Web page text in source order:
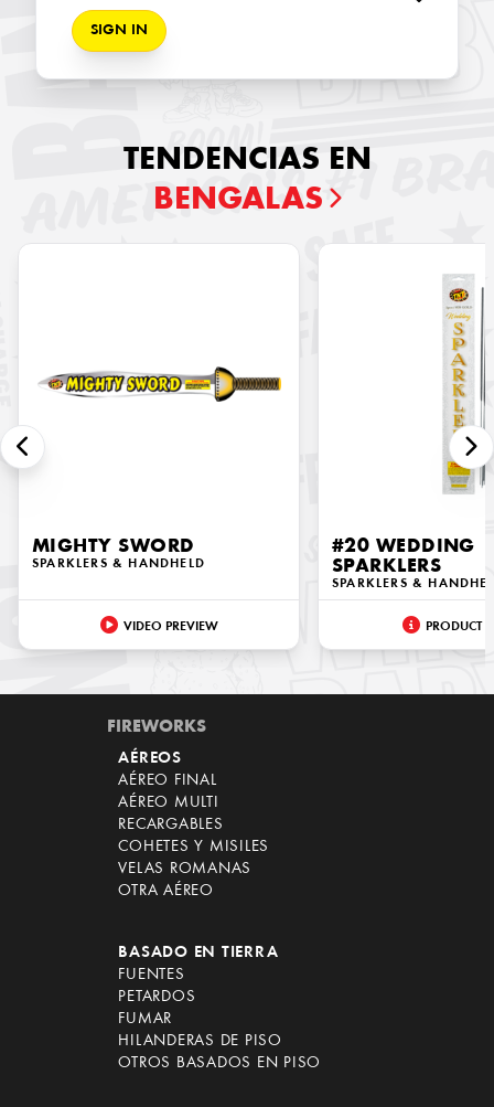
SIGN IN
TENDENCIAS EN
BENGALAS
MIGHTY SWORD
SPARKLERS & HANDHELD
VIDEO PREVIEW
#20 WEDDING
SPARKLERS
SPARKLERS &
PRODUCT
FIREWORKS
AÉREOS
AÉREO FINAL
AÉREO MULTI
RECARGABLES
COHETES Y MISILES
VELAS ROMANAS
OTRA AÉREO
BASADO EN TIERRA
FUENTES
PETARDOS
FUMAR
HILANDERAS DE PISO
OTROS BASADOS EN PISO